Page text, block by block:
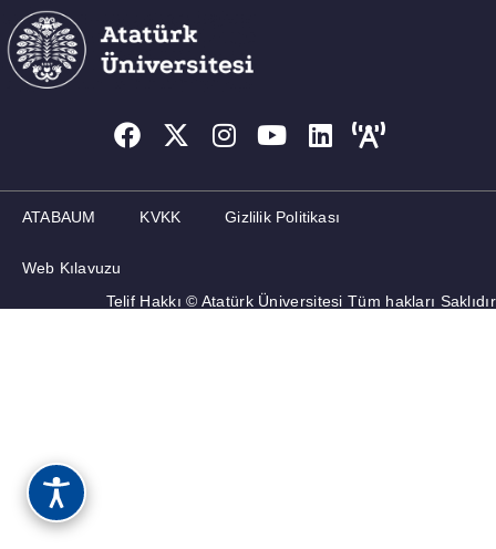
ATABAUM KVKK Gizlilik Politikası
Web Kılavuzu
Telif Hakkı © Atatürk Üniversitesi Tüm hakları Saklıdır